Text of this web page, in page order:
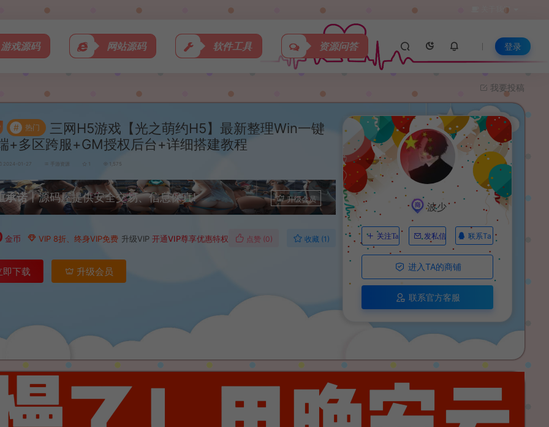
关于我们
游戏源码 网站源码 软件工具 资源问答 登录
我要投稿
# 热门
三网H5游戏【光之萌约H5】最新整理Win一键
+多区跨服+GM授权后台+详细搭建教程
2024-01-27 手游资源 1 1,575
承诺丨源码屋提供安全交易、信息保真! 升级会员
金币 VIP 8折、终身VIP免费 升级VIP 开通VIP尊享优惠特权 点赞 (0) 收藏 (1)
即下载 升级会员
波少
关注Ta 发私信 联系Ta
进入TA的商铺
联系官方客服